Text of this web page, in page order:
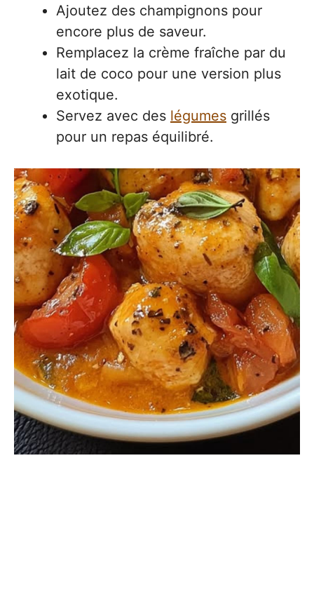
Ajoutez des champignons pour
encore plus de saveur.
Remplacez la crème fraîche par du
lait de coco pour une version plus
exotique.
Servez avec des légumes grillés
pour un repas équilibré.